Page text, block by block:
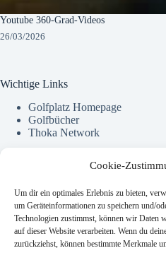
Cookie-
Um dir ein optimales Erlebnis zu bieten,
um Geräteinformationen zu speichern und/
Technologien zustimmst, können wir Daten
auf dieser Website verarbeiten. Wenn du
zurückziehst, können bestimmte Merkmale
Youtube 360-Grad-Videos
26/03/2026
Wichtige Links
Golfplatz Homepage
Golfbücher
Thoka Network
Eine private Seite über dies und das.
Addresse:
Dorfstraße 21 ·